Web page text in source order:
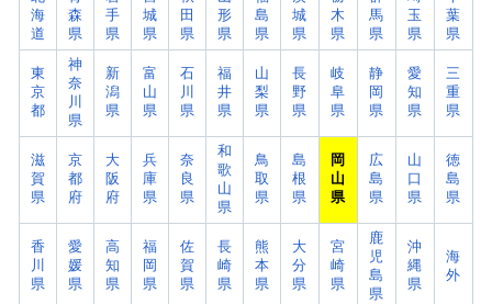
海
道
森
県
手
県
城
県
田
県
形
県
島
県
城
県
木
県
馬
県
玉
県
葉
県
東
京
都
神
奈
川
県
新
潟
県
富
山
県
石
川
県
福
井
県
山
梨
県
長
野
県
岐
阜
県
静
岡
県
愛
知
県
三
重
県
滋
賀
県
京
都
府
大
阪
府
兵
庫
県
奈
良
県
和
歌
山
県
鳥
取
県
島
根
県
岡
山
県
広
島
県
山
口
県
徳
島
県
香
川
県
愛
媛
県
高
知
県
福
岡
県
佐
賀
県
長
崎
県
熊
本
県
大
分
県
宮
崎
県
鹿
児
島
県
沖
縄
県
海
外